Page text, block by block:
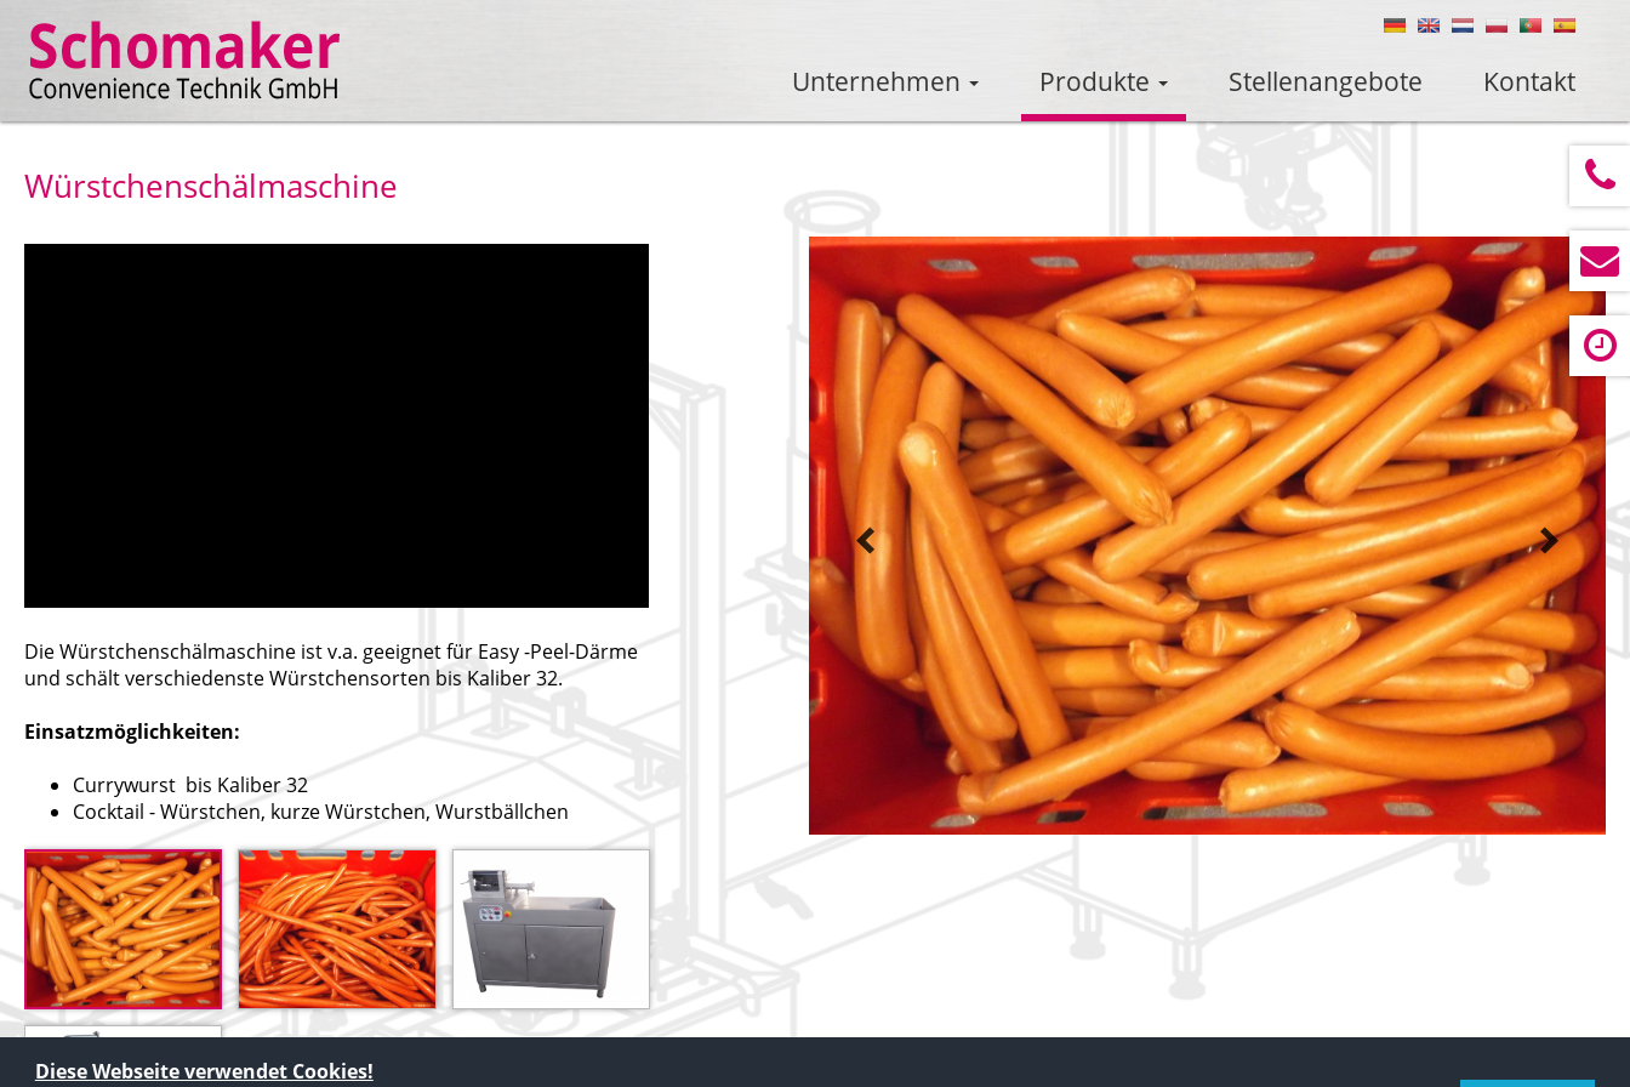
Diese Webseite verwendet Cookies!
Unternehmen Produkte Stellenangebote Kontakt
Würstchenschälmaschine
Die Würstchenschälmaschine ist v.a. geeignet für Easy -Peel-Därme
und schält verschiedenste Würstchensorten bis Kaliber 32.
Einsatzmöglichkeiten:
Currywurst bis Kaliber 32
Cocktail - Würstchen, kurze Würstchen, Wurstbällchen